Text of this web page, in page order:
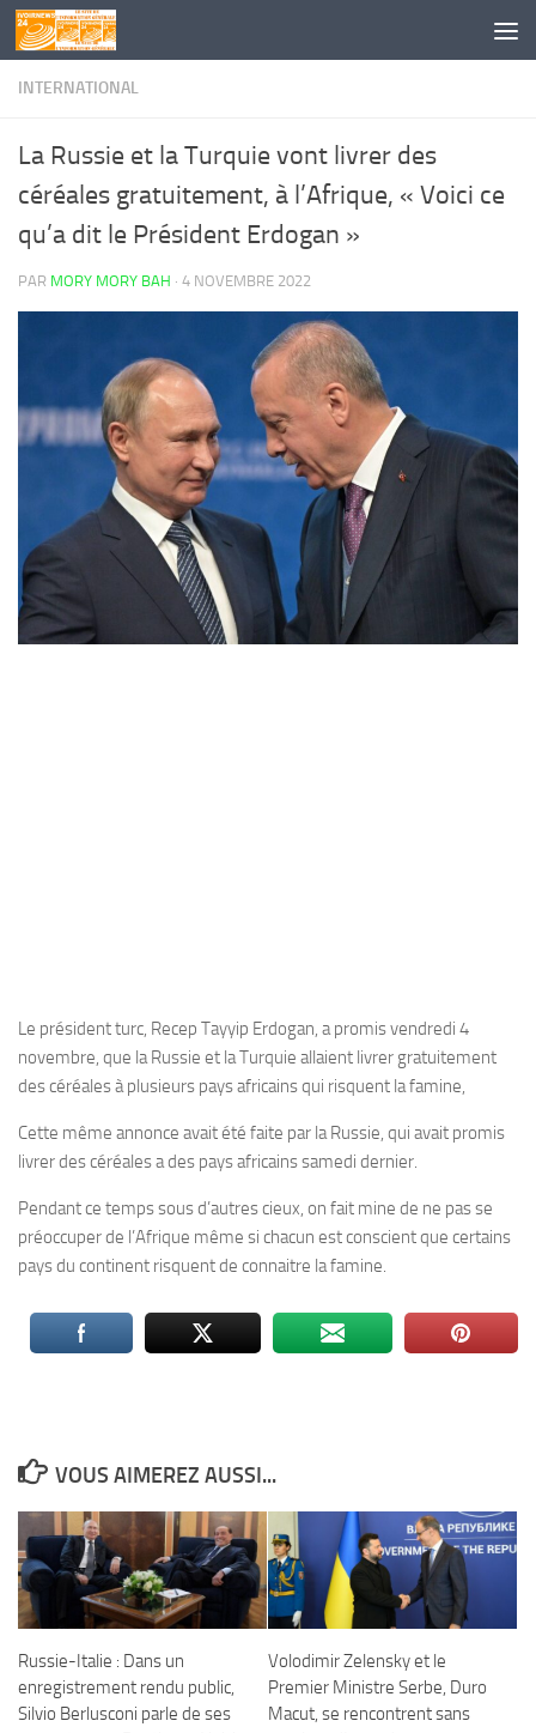
Skip to content
INTERNATIONAL
La Russie et la Turquie vont livrer des
céréales gratuitement, à l’Afrique, « Voici ce
qu’a dit le Président Erdogan »
PAR MORY MORY BAH · 4 NOVEMBRE 2022
Le président turc, Recep Tayyip Erdogan, a promis vendredi 4
novembre, que la Russie et la Turquie allaient livrer gratuitement
des céréales à plusieurs pays africains qui risquent la famine,
Cette même annonce avait été faite par la Russie, qui avait promis
livrer des céréales a des pays africains samedi dernier.
Pendant ce temps sous d’autres cieux, on fait mine de ne pas se
préoccuper de l’Afrique même si chacun est conscient que certains
pays du continent risquent de connaitre la famine.
VOUS AIMEREZ AUSSI...
Russie-Italie : Dans un
enregistrement rendu public,
Silvio Berlusconi parle de ses
Volodimir Zelensky et le
Premier Ministre Serbe, Duro
Macut, se rencontrent sans